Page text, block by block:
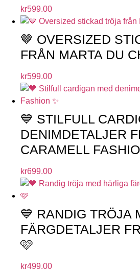
kr599.00
🤎 OVERSIZED
FRÅN MARTA DU
kr599.00
💙 STILFULL
DENIMDETALJER
CARAMELL
kr699.00
💙 RANDIG TRÖJA
FÄRGDETALJER
🩷
kr499.00